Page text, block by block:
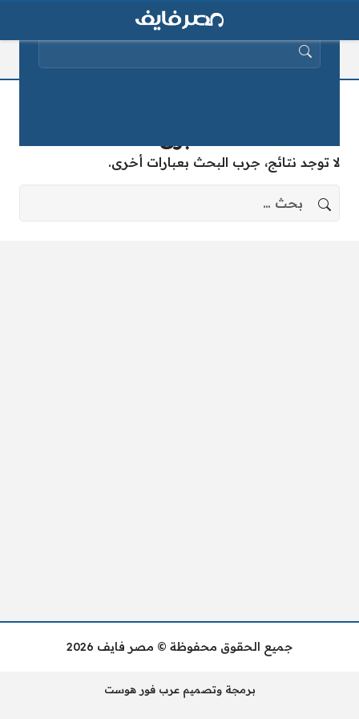
لا توجد نتائج، جرب البحث بعبارات أخرى.
البحث عن:
جميع الحقوق محفوظة © مصر فايف 2026
برمجة وتصميم عرب فور هوست
البحث عن: